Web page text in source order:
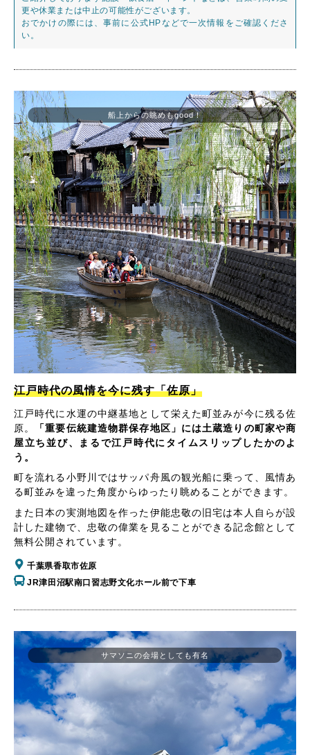
更や休業または中止の可能性がございます。
おでかけの際には、事前に公式HPなどで一次情報をご確認くださ
い。
船上からの眺めもgood！
江戸時代の風情を今に残す「佐原」
江戸時代に水運の中継基地として栄えた町並みが今に残る佐
原。
「重要伝統建造物群保存地区」には土蔵造りの町家や商
屋立ち並び、まるで江戸時代にタイムスリップしたかのよ
う。
町を流れる小野川ではサッパ舟風の観光船に乗って、風情あ
る町並みを違った角度からゆったり眺めることができます。
また日本の実測地図を作った伊能忠敬の旧宅は本人自らが設
計した建物で、忠敬の偉業を見ることができる記念館として
無料公開されています。
千葉県香取市佐原
JR津田沼駅南口習志野文化ホール前で下車
サマソニの会場としても有名